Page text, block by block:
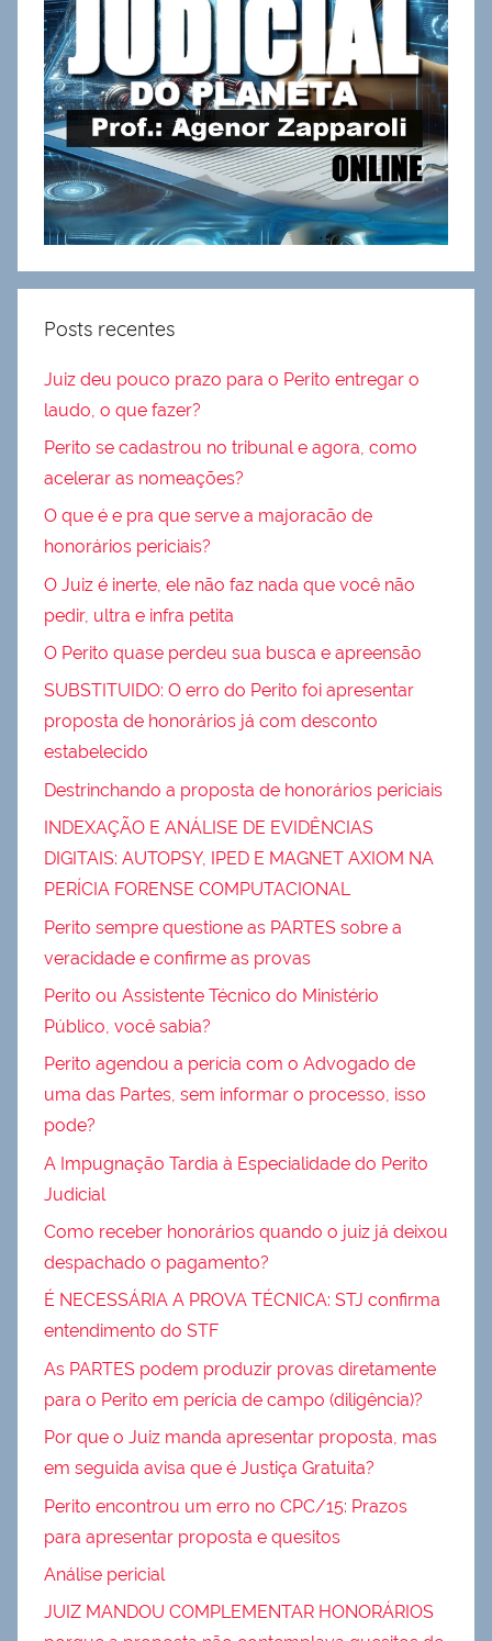
Posts recentes
Juiz deu pouco prazo para o Perito entregar o
laudo, o que fazer?
Perito se cadastrou no tribunal e agora, como
acelerar as nomeações?
O que é e pra que serve a majoracão de
honorários periciais?
O Juiz é inerte, ele não faz nada que você não
pedir, ultra e infra petita
O Perito quase perdeu sua busca e apreensão
SUBSTITUIDO: O erro do Perito foi apresentar
proposta de honorários já com desconto
estabelecido
Destrinchando a proposta de honorários periciais
INDEXAÇÃO E ANÁLISE DE EVIDÊNCIAS
DIGITAIS: AUTOPSY, IPED E MAGNET AXIOM NA
PERÍCIA FORENSE COMPUTACIONAL
Perito sempre questione as PARTES sobre a
veracidade e confirme as provas
Perito ou Assistente Técnico do Ministério
Público, você sabia?
Perito agendou a perícia com o Advogado de
uma das Partes, sem informar o processo, isso
pode?
A Impugnação Tardia à Especialidade do Perito
Judicial
Como receber honorários quando o juiz já deixou
despachado o pagamento?
É NECESSÁRIA A PROVA TÉCNICA: STJ confirma
entendimento do STF
As PARTES podem produzir provas diretamente
para o Perito em perícia de campo (diligência)?
Por que o Juiz manda apresentar proposta, mas
em seguida avisa que é Justiça Gratuita?
Perito encontrou um erro no CPC/15: Prazos
para apresentar proposta e quesitos
Análise pericial
JUIZ MANDOU COMPLEMENTAR HONORÁRIOS